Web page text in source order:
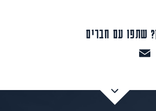
שתפו עם חברים
WhatsApp